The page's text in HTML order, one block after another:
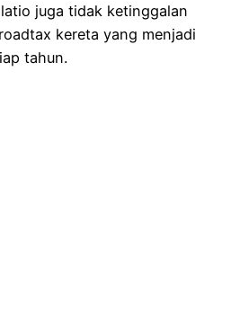
juga tidak ketinggalan
kereta yang menjadi
tahun.